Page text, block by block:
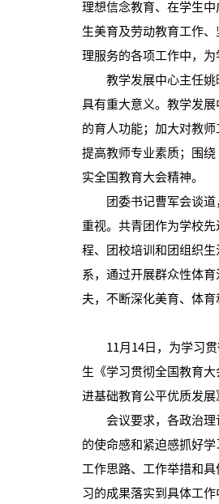
理想信念教育、在学生
生美育及劳动教育工作
理服务的各项工作中，
教学发展中心主任姚晓
具有重大意义。教学发
的育人功能；加大对教
提高教师专业素质；围
实全国教育大会精神。
团委书记曹军会谈道，
重视。共青团作为学校
程、团校培训和团组织
系，通过开展群众性体
夫，不断深化美育、体
11月14日，为学习贯
生《学习贯彻全国教育
进基础教育公平优质发展
会议要求，各政治理论
的使命感和紧迫感抓好
工作思路、工作举措和
习的成果落实到具体工作